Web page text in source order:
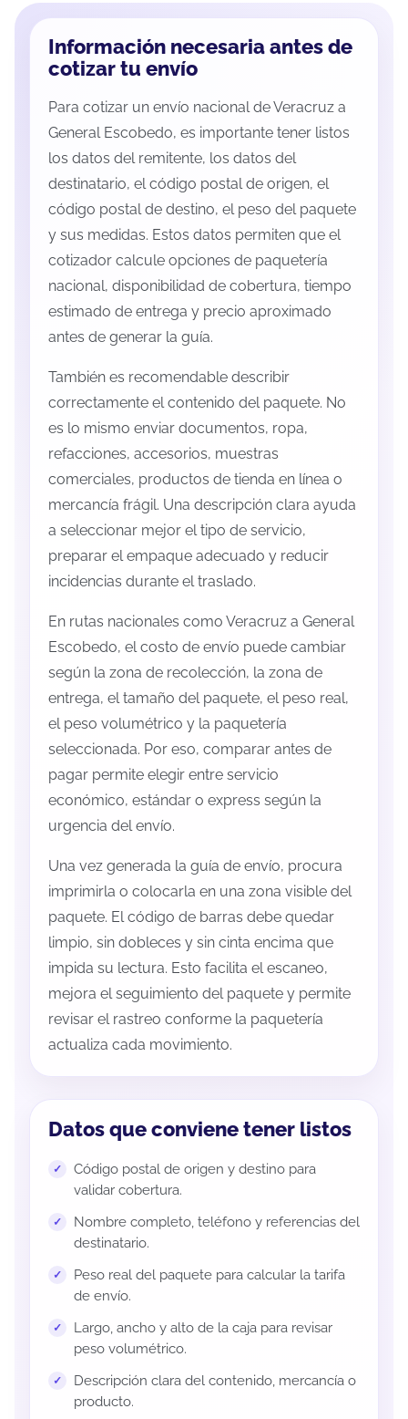
Información necesaria antes de
cotizar tu envío
Para cotizar un envío nacional de Veracruz a
General Escobedo, es importante tener listos
los datos del remitente, los datos del
destinatario, el código postal de origen, el
código postal de destino, el peso del paquete
y sus medidas. Estos datos permiten que el
cotizador calcule opciones de paquetería
nacional, disponibilidad de cobertura, tiempo
estimado de entrega y precio aproximado
antes de generar la guía.
También es recomendable describir
correctamente el contenido del paquete. No
es lo mismo enviar documentos, ropa,
refacciones, accesorios, muestras
comerciales, productos de tienda en línea o
mercancía frágil. Una descripción clara ayuda
a seleccionar mejor el tipo de servicio,
preparar el empaque adecuado y reducir
incidencias durante el traslado.
En rutas nacionales como Veracruz a General
Escobedo, el costo de envío puede cambiar
según la zona de recolección, la zona de
entrega, el tamaño del paquete, el peso real,
el peso volumétrico y la paquetería
seleccionada. Por eso, comparar antes de
pagar permite elegir entre servicio
económico, estándar o express según la
urgencia del envío.
Una vez generada la guía de envío, procura
imprimirla o colocarla en una zona visible del
paquete. El código de barras debe quedar
limpio, sin dobleces y sin cinta encima que
impida su lectura. Esto facilita el escaneo,
mejora el seguimiento del paquete y permite
revisar el rastreo conforme la paquetería
actualiza cada movimiento.
Datos que conviene tener listos
Código postal de origen y destino para
validar cobertura.
Nombre completo, teléfono y referencias del
destinatario.
Peso real del paquete para calcular la tarifa
de envío.
Largo, ancho y alto de la caja para revisar
peso volumétrico.
Descripción clara del contenido, mercancía o
producto.